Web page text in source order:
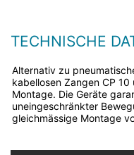
TECHNISCHE
Alternativ zu
kabellosen Zangen CP
Montage. Die Geräte
uneingeschränkter
gleichmässige Montage